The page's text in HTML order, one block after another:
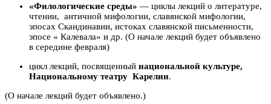
«Филологические среды» — циклы лекций о литературе,
чтении, античной мифологии, славянской мифологии,
эпосах Скандинавии, истоках славянской письменности,
эпосе « Калевала» и др. (О начале лекций будет объявлено
в середине февраля)
цикл лекций, посвященный национальной культуре,
Национальному театру Карелии.
(О начале лекций будет объявлено.)